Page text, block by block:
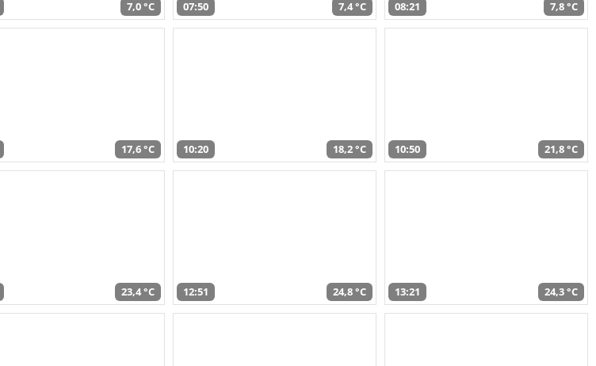
7,0 °C 07:50 7,4 °C 08:21 7,8 °C
17,6 °C 10:20 18,2 °C 10:50 21,8 °C
23,4 °C 12:51 24,8 °C 13:21 24,3 °C